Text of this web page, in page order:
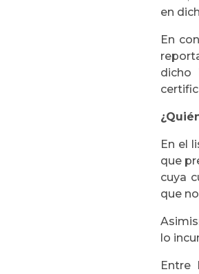
en
En
dicho
En el
que
cuya
que
lo
Entre